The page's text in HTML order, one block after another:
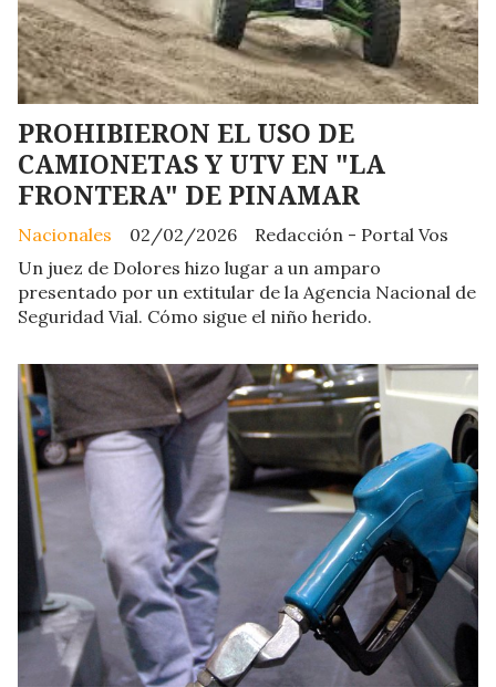
PROHIBIERON EL USO DE
CAMIONETAS Y UTV EN "LA
FRONTERA" DE PINAMAR
Redacción - Portal Vos
Nacionales
02/02/2026
Un juez de Dolores hizo lugar a un amparo
presentado por un extitular de la Agencia Nacional de
Seguridad Vial. Cómo sigue el niño herido.